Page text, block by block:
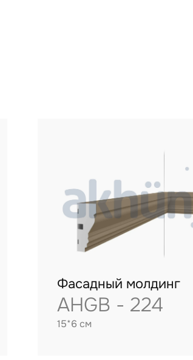
Фасадный молдинг
AHGB - 224
15*6 см